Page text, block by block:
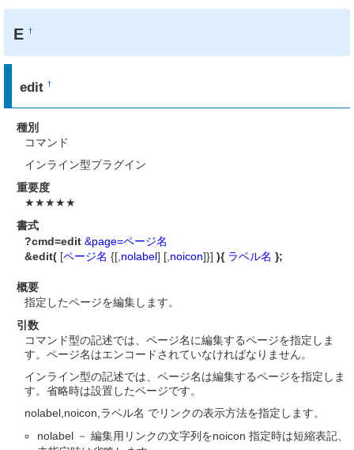
E†
edit†
種別
コマンド
インライン型プラグイン
重要度
★★★★★
書式
?cmd=edit &page=ページ名
&edit( [ページ名 {[, nolabel] [, noicon]}] ){ ラベル名 };
概要
指定したページを編集します。
引数
コマンド型の記述では、ページ名に編集するページを指定しま
す。ページ名はエンコードされていなければなりません。
インライン型の記述では、ページ名は編集するページを指定しま
す。省略時は設置したページです。
nolabel,noicon,ラベル名 でリンクの表示方法を指定します。
nolabel － 編集用リンクの文字列をnoicon 指定時は短縮表記、